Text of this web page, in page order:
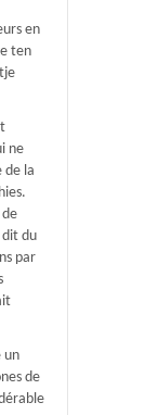
en
ten
ne
de la
de
dit du
par
un
de